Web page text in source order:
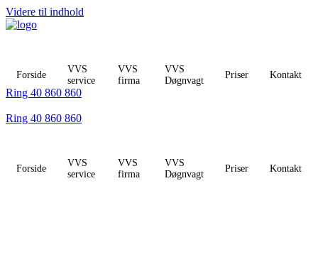
Videre til indhold
Forside
VVS
service
VVS
firma
VVS
Døgnvagt
Priser Kontakt
Ring 40 860 860
Ring 40 860 860
Forside
VVS
service
VVS
firma
VVS
Døgnvagt
Priser Kontakt